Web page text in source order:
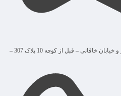
اصفهان- خیابان حکیم نظامی- مابین نظر و خیابان خاقانی – قبل از کوچه 10 پلاک 307 –